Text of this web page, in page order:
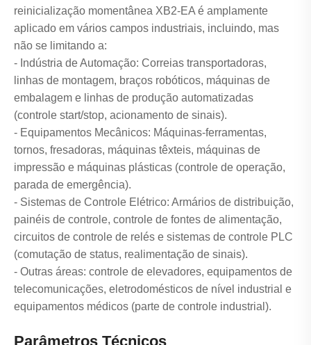
reinicialização momentânea XB2-EA é amplamente
aplicado em vários campos industriais, incluindo, mas
não se limitando a:
- Indústria de Automação: Correias transportadoras,
linhas de montagem, braços robóticos, máquinas de
embalagem e linhas de produção automatizadas
(controle start/stop, acionamento de sinais).
- Equipamentos Mecânicos: Máquinas-ferramentas,
tornos, fresadoras, máquinas têxteis, máquinas de
impressão e máquinas plásticas (controle de operação,
parada de emergência).
- Sistemas de Controle Elétrico: Armários de distribuição,
painéis de controle, controle de fontes de alimentação,
circuitos de controle de relés e sistemas de controle PLC
(comutação de status, realimentação de sinais).
- Outras áreas: controle de elevadores, equipamentos de
telecomunicações, eletrodomésticos de nível industrial e
equipamentos médicos (parte de controle industrial).
Parâmetros Técnicos